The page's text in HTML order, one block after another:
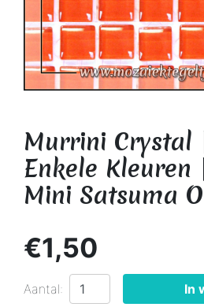
Murrini Crystal
Enkele
Mini Satsuma
€1,50
Aantal: In